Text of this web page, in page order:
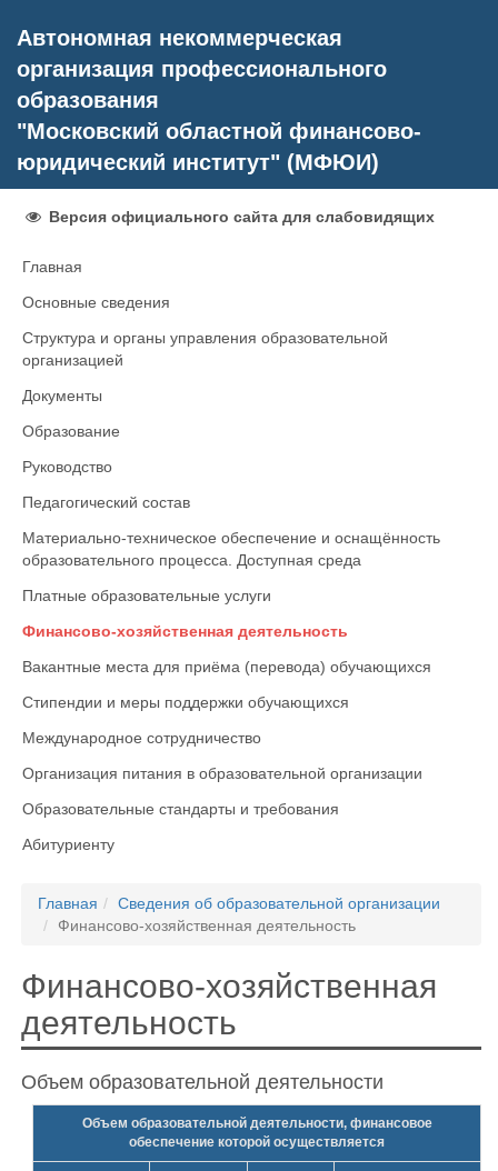
Автономная некоммерческая
организация профессионального
образования
"Московский областной финансово-
юридический институт" (МФЮИ)
Версия официального сайта для слабовидящих
Главная
Основные сведения
Структура и органы управления образовательной
организацией
Документы
Образование
Руководство
Педагогический состав
Материально-техническое обеспечение и оснащённость
образовательного процесса. Доступная среда
Платные образовательные услуги
Финансово-хозяйственная деятельность
Вакантные места для приёма (перевода) обучающихся
Стипендии и меры поддержки обучающихся
Международное сотрудничество
Организация питания в образовательной организации
Образовательные стандарты и требования
Абитуриенту
Главная
Сведения об образовательной организации
Финансово-хозяйственная деятельность
Финансово-хозяйственная
деятельность
Объем образовательной деятельности
Объем образовательной деятельности, финансовое
обеспечение которой осуществляется